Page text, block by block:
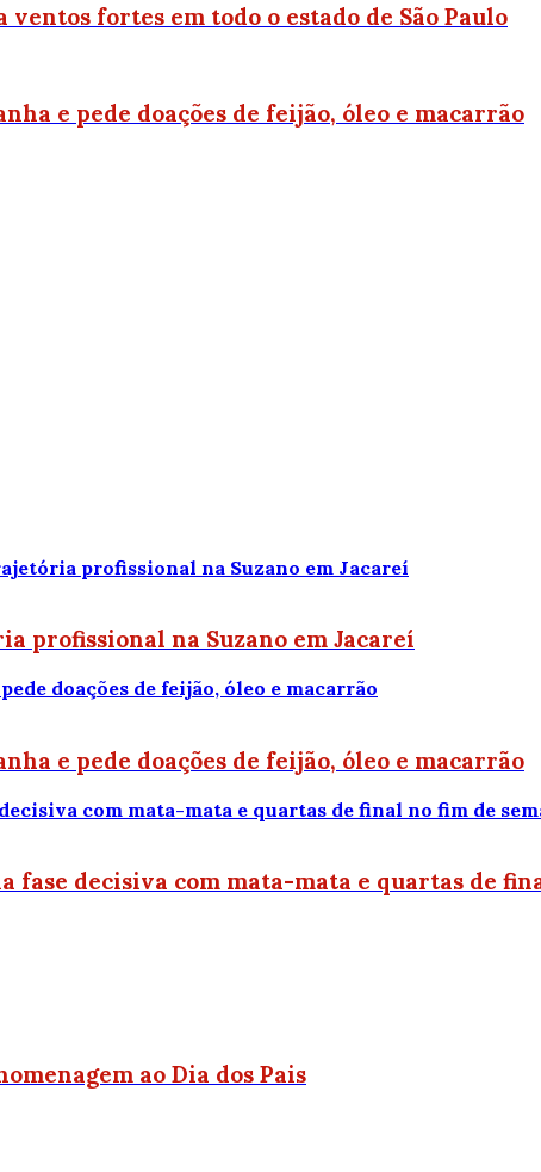
fortes em todo o estado de São Paulo
e pede doações de feijão, óleo e macarrão
profissional na Suzano em Jacareí
e pede doações de feijão, óleo e macarrão
fase decisiva com mata-mata e quartas de
ao Dia dos Pais